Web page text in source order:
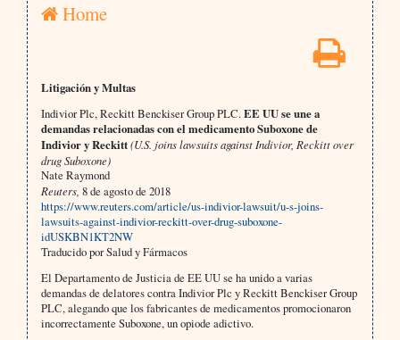
Home
Litigación y Multas
Indivior Plc, Reckitt Benckiser Group PLC.EE UU se une a
demandas relacionadas con el medicamento Suboxone de
Indivior y Reckitt(U.S. joins lawsuits against Indivior, Reckitt over
drug Suboxone)
Nate Raymond
Reuters, 8 de agosto de 2018
https://www.reuters.com/article/us-indivior-lawsuit/u-s-joins-
lawsuits-against-indivior-reckitt-over-drug-suboxone-
idUSKBN1KT2NW
Traducido por Salud y Fármacos
El Departamento de Justicia de EE UU se ha unido a varias
demandas de delatores contra Indivior Plc y Reckitt Benckiser Group
PLC, alegando que los fabricantes de medicamentos promocionaron
incorrectamente Suboxone, un opiode adictivo.